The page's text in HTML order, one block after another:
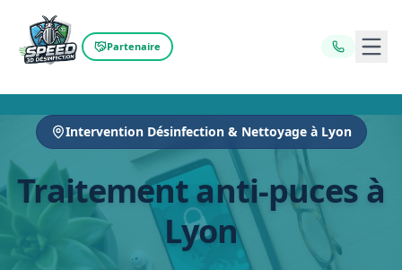
Partenaire
Intervention Désinfection & Nettoyage à Lyon
Traitement anti-puces à
Lyon